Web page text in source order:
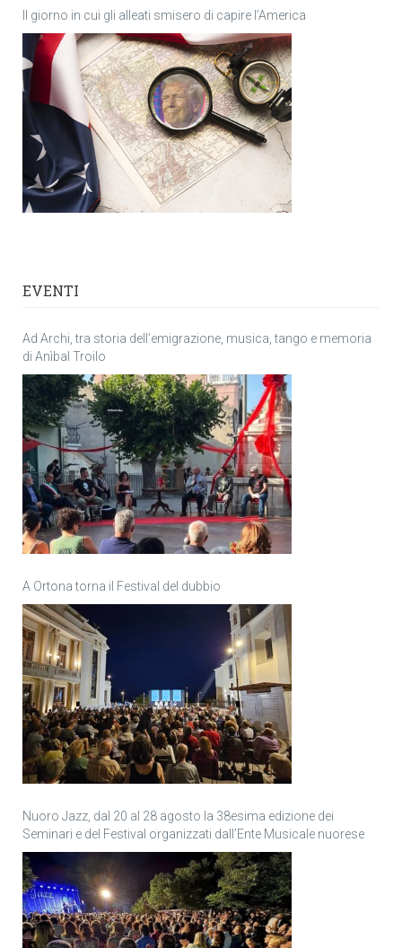
Il giorno in cui gli alleati smisero di capire l’America
EVENTI
Ad Archi, tra storia dell’emigrazione, musica, tango e memoria
di Anìbal Troilo
A Ortona torna il Festival del dubbio
Nuoro Jazz, dal 20 al 28 agosto la 38esima edizione dei
Seminari e del Festival organizzati dall’Ente Musicale nuorese